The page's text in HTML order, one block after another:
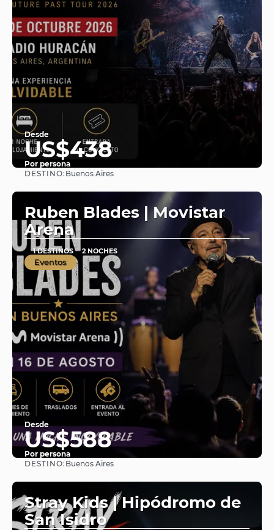
Desde
US$438
Por persona
DESTINO: Buenos Aires
Ruben Blades | Movistar
Arena
1 DESTINOS 2 NOCHES
Eventos
Desde
US$588
Por persona
DESTINO: Buenos Aires
Stray Kids | Hipódromo de
San Isidro